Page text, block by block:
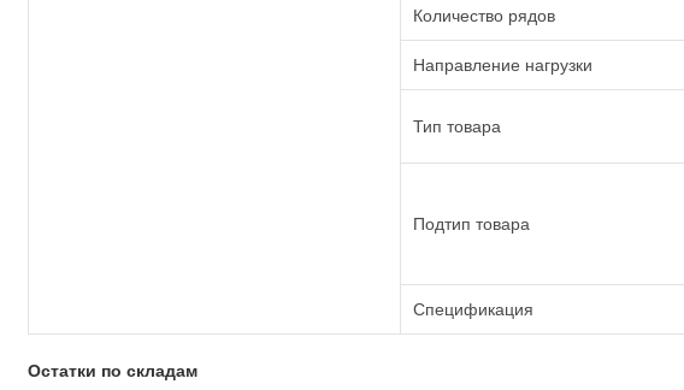
Количество рядов
Направление нагрузки
Тип товара
Подтип товара
Спецификация
Остатки по складам